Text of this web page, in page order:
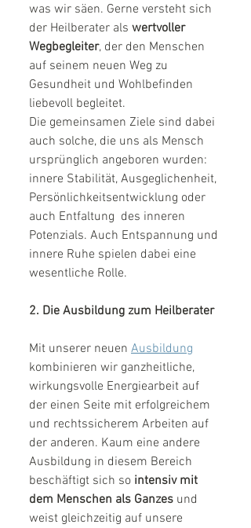
was wir säen. Gerne versteht sich
der Heilberater als wertvoller
Wegbegleiter, der den Menschen
auf seinem neuen Weg zu
Gesundheit und Wohlbefinden
liebevoll begleitet.
Die gemeinsamen Ziele sind dabei
auch solche, die uns als Mensch
ursprünglich angeboren wurden:
innere Stabilität, Ausgeglichenheit,
Persönlichkeitsentwicklung oder
auch Entfaltung  des inneren
Potenzials. Auch Entspannung und
innere Ruhe spielen dabei eine
wesentliche Rolle.
2. Die Ausbildung zum Heilberater
Mit unserer neuen Ausbildung
kombinieren wir ganzheitliche,
wirkungsvolle Energiearbeit auf
der einen Seite mit erfolgreichem
und rechtssicherem Arbeiten auf
der anderen. Kaum eine andere
Ausbildung in diesem Bereich
beschäftigt sich so intensiv mit
dem Menschen als Ganzes und
weist gleichzeitig auf unsere